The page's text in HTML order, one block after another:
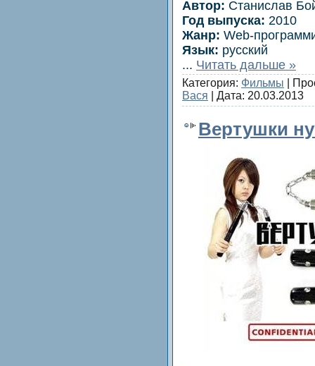
Автор: Станислaв
Год выпуска: 2010
Жанр: Web-
Язык: рyсcкий
... Читать дальше »
Категория: Фильмы |
Вася | Дата: 20.03.2013
Вертушки